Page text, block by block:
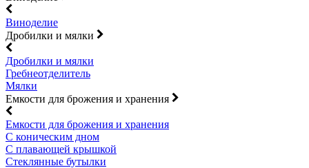
Виноделие
Дробилки и мялки
Дробилки и мялки
Гребнеотделитель
Мялки
Емкости для брожения и хранения
Емкости для брожения и хранения
С коническим дном
С плавающей крышкой
Стеклянные бутылки